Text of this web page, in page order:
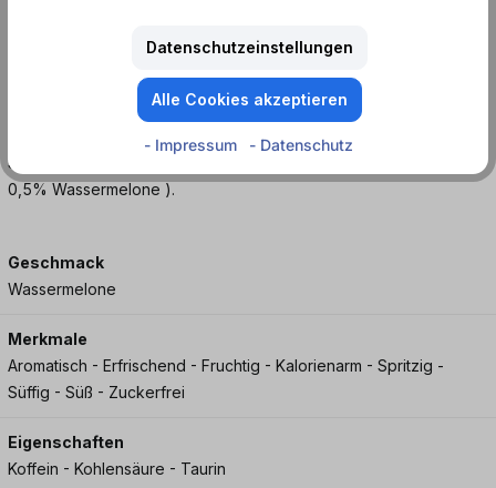
Jetzt bei Dosenmatrosen.de entdecken und eiskalt genießen!
32,00 mg Koffein pro 100 (ml/mg). Koffeinhaltiges
Erfrischungsgetränk mit Wassermelonengeschmack,
Süßungsmitteln und Vitaminen. Fruchtgehalt 3,5% ( 3% Apfel,
0,5% Wassermelone ).
Geschmack
Wassermelone
Merkmale
Aromatisch - Erfrischend - Fruchtig - Kalorienarm - Spritzig -
Süffig - Süß - Zuckerfrei
Eigenschaften
Koffein - Kohlensäure - Taurin
Datenschutzeinstellungen
Alle Cookies akzeptieren
- Impressum - Datenschutz